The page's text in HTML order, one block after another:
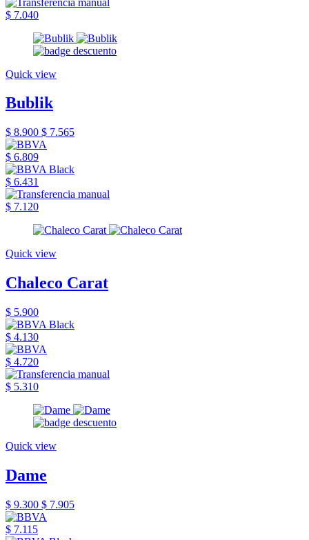
$ 7.040
Quick view
Bublik
$ 8.900 $ 7.565
$ 6.809
$ 6.431
$ 7.120
Quick view
Chaleco Carat
$ 5.900
$ 4.130
$ 4.720
$ 5.310
Quick view
Dame
$ 9.300 $ 7.905
$ 7.115